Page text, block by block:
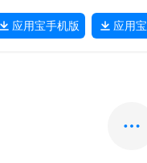
应用宝手机版 应用宝